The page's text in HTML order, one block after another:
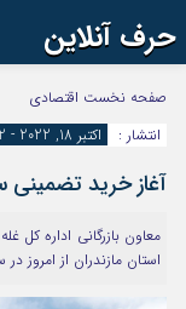
حرف آنلاین
اینستاگرام
آپارات
رمز عبور
صفحه نخست اقتصادی
انتشار :
اکتبر 18, 2022 - 3:32 ب.ظ
آغاز خرید تضمینی
معاون بازرگانی اداره کل
استان مازندران از امروز